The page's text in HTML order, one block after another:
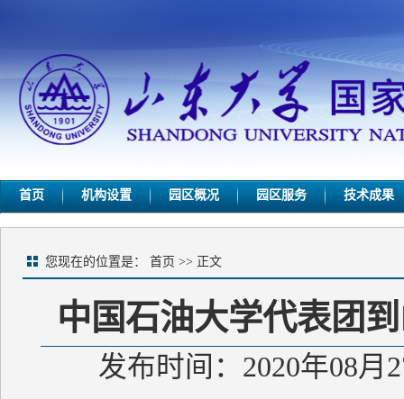
首页 机构设置 园区概况 园区服务 技术成果
您现在的位置是： 首页 >> 正文
中国石油大学代表团
发布时间：2020年08